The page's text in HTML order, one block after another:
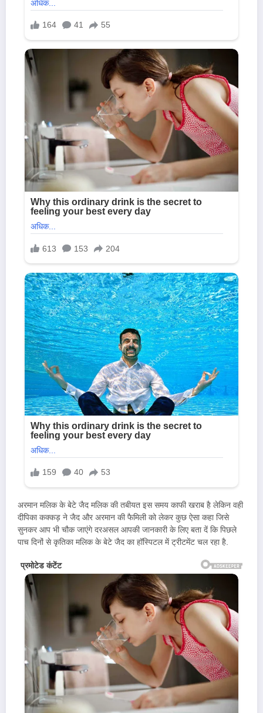
अरमान मलिक के बेटे जैद मलिक की तबीयत इस समय काफी खराब है लेकिन वही
दीपिका कक्कड़ ने जैद और अरमान की फैमिली को लेकर कुछ ऐसा कहा जिसे
सुनकर आप भी चौक जाएंगे दरअसल आपकी जानकारी के लिए बता दें कि पिछले
पाच दिनों से कृतिका मलिक के बेटे जैद का हॉस्पिटल में ट्रीटमेंट चल रहा है.